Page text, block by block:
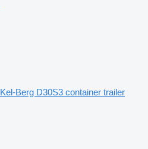
Kel-Berg D30S3 container trailer